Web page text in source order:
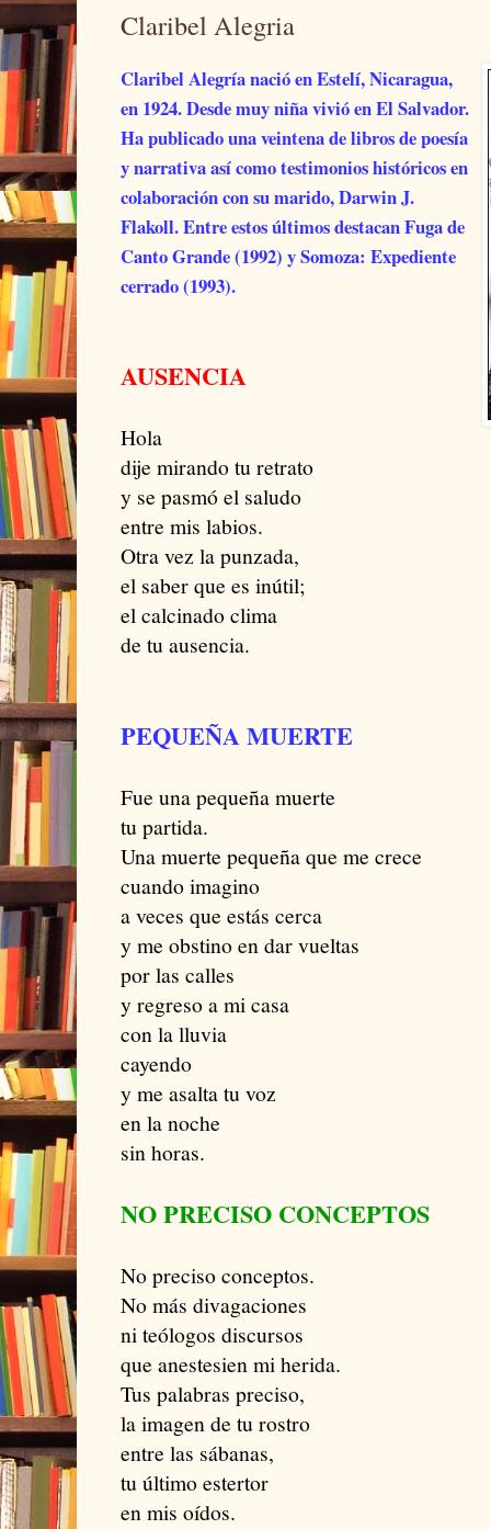
Claribel Alegria
Claribel Alegría nació en Estelí, Nicaragua,
en 1924. Desde muy niña vivió en El Salvador.
Ha publicado una veintena de libros de poesía
y narrativa así como testimonios históricos en
colaboración con su marido, Darwin J.
Flakoll. Entre estos últimos destacan Fuga de
Canto Grande (1992) y Somoza: Expediente
cerrado (1993).
AUSENCIA
Hola
dije mirando tu retrato
y se pasmó el saludo
entre mis labios.
Otra vez la punzada,
el saber que es inútil;
el calcinado clima
de tu ausencia.
PEQUEÑA MUERTE
Fue una pequeña muerte
tu partida.
Una muerte pequeña que me crece
cuando imagino
a veces que estás cerca
y me obstino en dar vueltas
por las calles
y regreso a mi casa
con la lluvia
cayendo
y me asalta tu voz
en la noche
sin horas.
NO PRECISO CONCEPTOS
No preciso conceptos.
No más divagaciones
ni teólogos discursos
que anestesien mi herida.
Tus palabras preciso,
la imagen de tu rostro
entre las sábanas,
tu último estertor
en mis oídos.